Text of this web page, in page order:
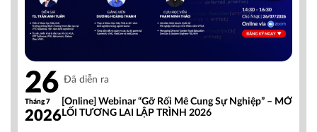
26
Tháng 7
2026
Đã diễn ra
[Online] Webinar “Gỡ Rối Mê Cung Sự Nghiệp” – MỞ
LỐI TƯƠNG LAI LẬP TRÌNH 2026